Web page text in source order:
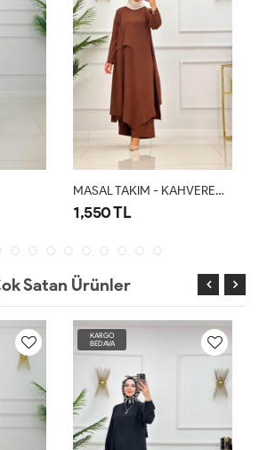
MASAL TAKIM - KAHVERENGİ
1,550 TL
Satan Ürünler
KARGO
BEDAVA